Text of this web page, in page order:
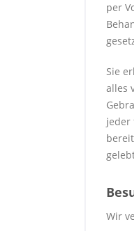
per
Sie
alles
jeder
Wir